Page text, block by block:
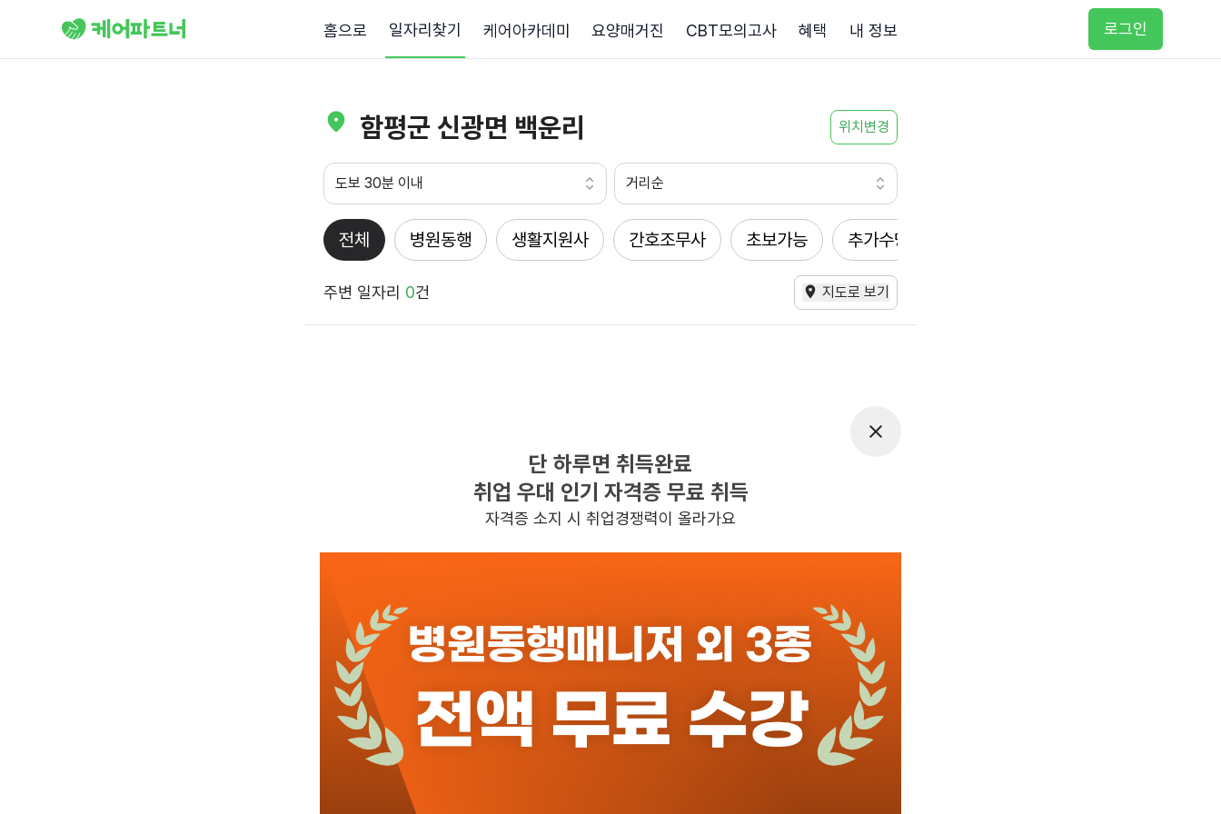
홈으로 일자리찾기 케어아카데미 요양매거진 CBT모의고사 혜택 내 정보 로그인
함평군 신광면 백운리 위치변경
도보 30분 이내 거리순
전체 병원동행 생활지원사 간호조무사 초보가능 추가수당
주변 일자리 0건 지도로 보기
찾으시는 조건의 일자리가 없습니다
더욱더 노력하는 케어파트너가 되겠습니다.
단 하루면 취득완료
취업 우대 인기 자격증 무료 취득
자격증 소지 시 취업경쟁력이 올라가요